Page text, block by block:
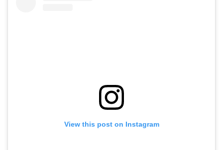
View this post on Instagram